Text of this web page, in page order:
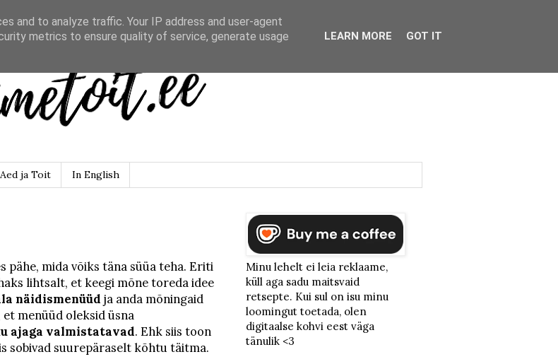
Aed ja Toit In English
pähe, mida võiks täna süüa teha. Eriti
lihtsalt, et keegi mõne toreda idee
näidismenüüd ja anda mõningaid
menüüd oleksid üsna
ajaga valmistatavad. Ehk siis toon
sobivad suurepäraselt kõhtu täitma.
Minu lehelt ei leia reklaame,
küll aga sadu maitsvaid
retsepte. Kui sul on isu minu
loomingut toetada, olen
digitaalse kohvi eest väga
tänulik <3
and to analyze traffic. Your IP address and user-agent
metrics to ensure quality of service, generate usage
LEARN MORE GOT IT